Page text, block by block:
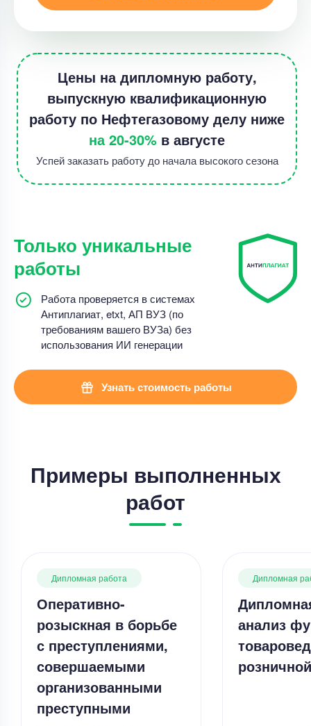
Цены на дипломную работу,
выпускную квалификационную
работу по Нефтегазовому делу ниже
на 20-30% в августе
Успей заказать работу до начала высокого сезона
Только уникальные
работы
Работа проверяется в системах
Антиплагиат, etxt, АП ВУЗ (по
требованиям вашего ВУЗа) без
использования ИИ генерации
Узнать стоимость работы
Примеры выполненных
работ
Дипломная работа
Оперативно-
розыскная в борьбе
с преступлениями,
совершаемыми
организованными
преступными
Дипломная
анализ